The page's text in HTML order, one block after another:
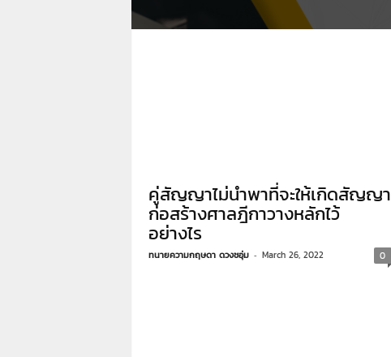
s
.
คู่สัญญาไม่นำพาที่จะให้เกิดสัญญา
ก่อสร้างศาลฎีกาวางหลักไว้
อย่างไร
ทนายความกฤษดา ดวงชอุ่ม - March 26, 2022 0